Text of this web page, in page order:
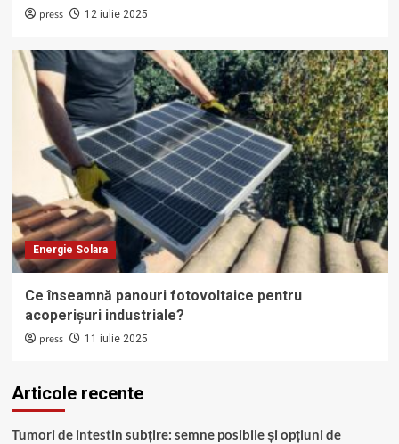
press 12 iulie 2025
Energie Solara
Ce înseamnă panouri fotovoltaice pentru
acoperișuri industriale?
press 11 iulie 2025
Articole recente
Tumori de intestin subțire: semne posibile și opțiuni de